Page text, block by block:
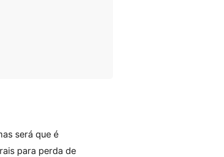
será que é
para perda de